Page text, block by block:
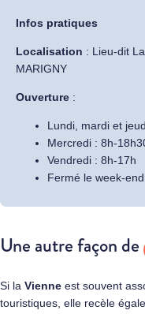
Infos pratiques
Localisation : Lieu-dit
MARIGNY
Ouverture :
Lundi, mardi et
Mercredi : 8h-
Vendredi : 8h-17h
Fermé le week-end
Une autre façon de
Si la Vienne est souvent
touristiques, elle recèle